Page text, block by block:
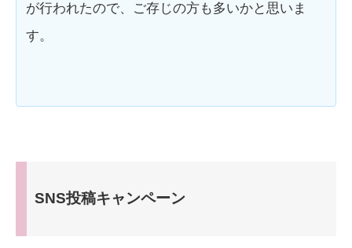
が行われたので、ご存じの方も多いかと思いま
す。
SNS投稿キャンペーン